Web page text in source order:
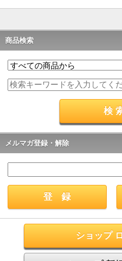
商品検索
メルマガ登録・解除
ショップ